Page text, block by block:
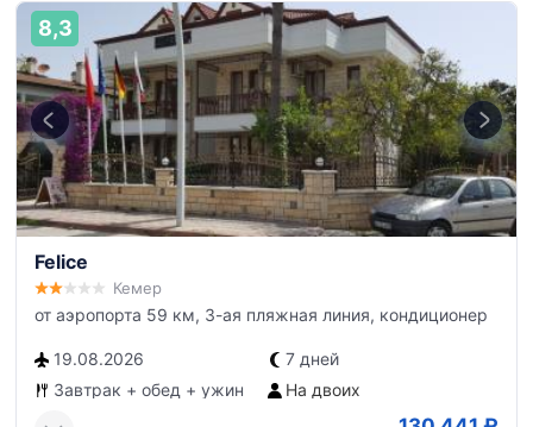
8,3
Felice
Кемер
от аэропорта 59 км, 3-ая пляжная линия, кондиционер
19.08.2026
7 дней
Завтрак + обед + ужин
На двоих